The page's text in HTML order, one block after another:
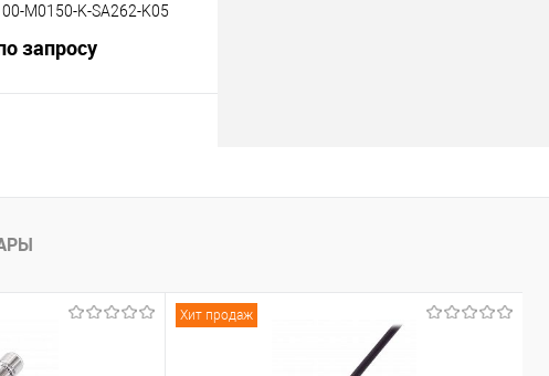
M0150-K-SA262-K05
запросу
Хит продаж